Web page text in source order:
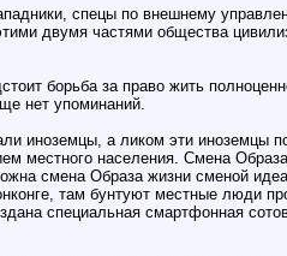
спецы по внешнему
двумя частями общества
борьба за право жить
нет упоминаний.
иноземцы, а ликом эти
местного населения. Смена
смена Образа жизни сменой
там бунтуют местные люди
специальная смартфонная